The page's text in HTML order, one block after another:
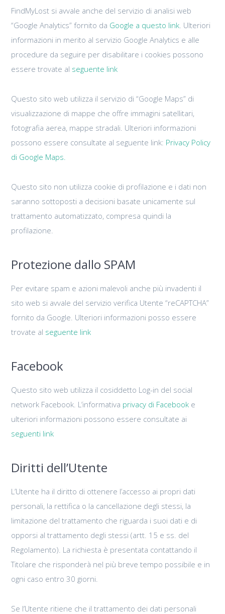
FindMyLost si avvale anche del servizio di analisi web
“Google Analytics” fornito da Google a questo link . Ulteriori
informazioni in merito al servizio Google Analytics e alle
procedure da seguire per disabilitare i cookies possono
essere trovate al seguente link
Questo sito web utilizza il servizio di “Google Maps” di
visualizzazione di mappe che offre immagini satellitari,
fotografia aerea, mappe stradali. Ulteriori informazioni
possono essere consultate al seguente link: Privacy Policy
di Google Maps.
Questo sito non utilizza cookie di profilazione e i dati non
saranno sottoposti a decisioni basate unicamente sul
trattamento automatizzato, compresa quindi la
profilazione.
Protezione dallo SPAM
Per evitare spam e azioni malevoli anche più invadenti il
sito web si avvale del servizio verifica Utente “reCAPTCHA”
fornito da Google. Ulteriori informazioni posso essere
trovate al seguente link
Facebook
Questo sito web utilizza il cosiddetto Log-in del social
network Facebook. L’informativa privacy di Facebook e
ulteriori informazioni possono essere consultate ai
seguenti link
Diritti dell’Utente
L’Utente ha il diritto di ottenere l’accesso ai propri dati
personali, la rettifica o la cancellazione degli stessi, la
limitazione del trattamento che riguarda i suoi dati e di
opporsi al trattamento degli stessi (artt. 15 e ss. del
Regolamento). La richiesta è presentata contattando il
Titolare che risponderà nel più breve tempo possibile e in
ogni caso entro 30 giorni.
Se l’Utente ritiene che il trattamento dei dati personali